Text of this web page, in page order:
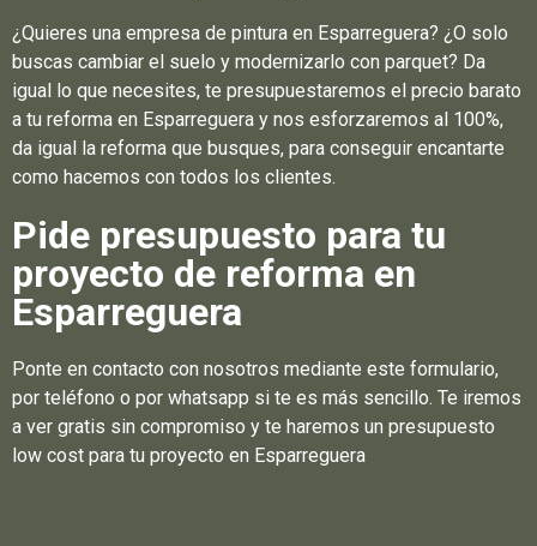
¿Quieres una empresa de pintura en Esparreguera? ¿O solo
buscas cambiar el suelo y modernizarlo con parquet? Da
igual lo que necesites, te presupuestaremos el precio barato
a tu reforma en Esparreguera y nos esforzaremos al 100%,
da igual la reforma que busques, para conseguir encantarte
como hacemos con todos los clientes.
Pide presupuesto para tu
proyecto de reforma en
Esparreguera
Ponte en contacto con nosotros mediante este formulario,
por teléfono o por whatsapp si te es más sencillo. Te iremos
a ver gratis sin compromiso y te haremos un presupuesto
low cost para tu proyecto en Esparreguera